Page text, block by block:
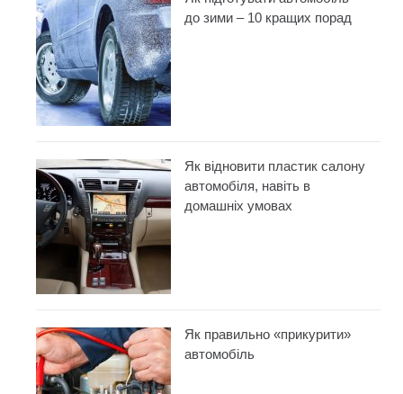
до зими – 10 кращих порад
Як відновити пластик салону
автомобіля, навіть в
домашніх умовах
Як правильно «прикурити»
автомобіль